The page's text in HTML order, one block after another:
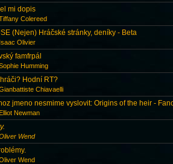
mi dopis
Colereed
(Nejen) Hráčské stránky, deníky - Beta
Isaac Olivier
famfrpál
Humming
Hodní RT?
Chiavaelli
jmeno nesmime vyslovit: Origins of the heir -
Newman
Wend
Wend